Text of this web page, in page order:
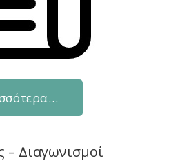
– Διαγωνισμοί